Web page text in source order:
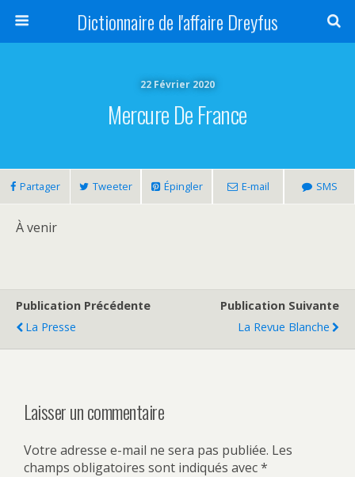
Dictionnaire de l'affaire Dreyfus
22 Février 2020
Mercure De France
Partager Tweeter Épingler E-mail SMS
À venir
Publication Précédente
La Presse
Publication Suivante
La Revue Blanche
Laisser un commentaire
Votre adresse e-mail ne sera pas publiée. Les
champs obligatoires sont indiqués avec*